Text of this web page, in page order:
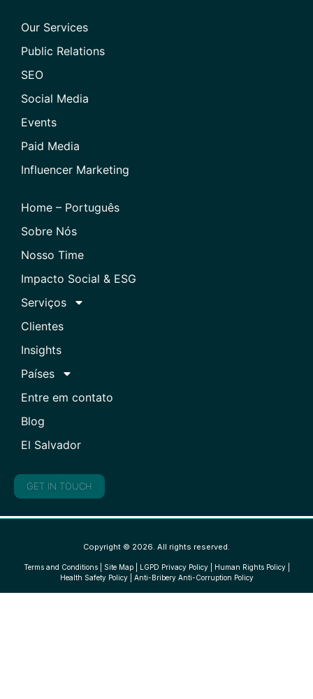
Our Services
Public Relations
SEO
Social Media
Events
Paid Media
Influencer Marketing
Home – Português
Sobre Nós
Nosso Time
Impacto Social & ESG
Serviços
Clientes
Insights
Países
Entre em contato
Blog
El Salvador
GET IN TOUCH
Copyright © 2026. All rights reserved.
Terms and Conditions| Site Map| LGPD Privacy Policy| Human Rights Policy|
Health Safety Policy| Anti-Bribery Anti-Corruption Policy